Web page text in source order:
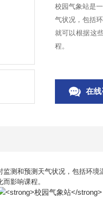
校园气象站是
气状况，包括
就可以根据这
程。
在线
测和预测天气状况，包括环
影响课程。